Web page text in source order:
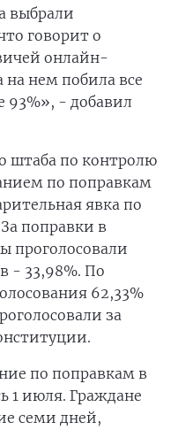
выбрали
говорит о
онлайн-
нем побила все
93%», - добавил
штаба по контролю
по поправкам
явка по
поправки в
проголосовали
- 33,98%. По
62,33%
за
по поправкам в
1 июля. Граждане
семи дней,